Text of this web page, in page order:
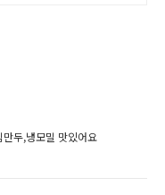
두,냉모밀 맛있어요